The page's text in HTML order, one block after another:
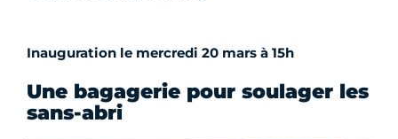
Inauguration le mercredi 20 mars à 15h
Une bagagerie pour soulager les
sans-abri